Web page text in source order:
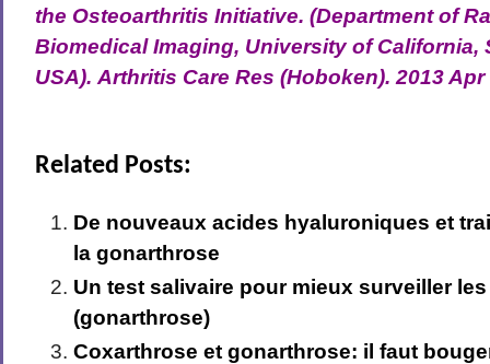
the Osteoarthritis Initiative.(Department of
Biomedical Imaging, University of California,
USA). Arthritis Care Res (Hoboken). 2013 Apr
Related Posts:
De nouveaux acides hyaluroniques et
la gonarthrose
Un test salivaire pour mieux surveiller
(gonarthrose)
Coxarthrose et gonarthrose: il faut